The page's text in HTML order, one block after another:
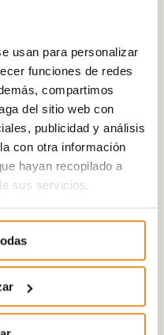
usan para personalizar
funciones de redes
compartimos
del sitio web con
publicidad y análisis
con otra información
hayan recopilado a
sus servicios.